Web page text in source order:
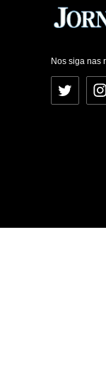
Nos siga nas
Twitter